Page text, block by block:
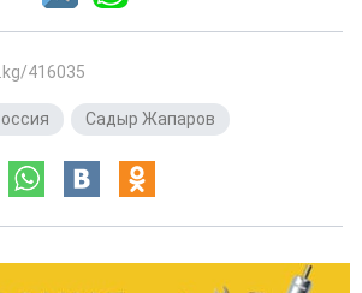
416035
Садыр Жапаров